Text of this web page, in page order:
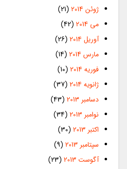
ژوئن 2014
(21)
می 2014
(42)
آوریل 2014
(26)
مارس 2014
(14)
فوریه 2014
(10)
ژانویه 2014
(37)
دسامبر 2013
(43)
نوامبر 2013
(34)
اکتبر 2013
(30)
سپتامبر 2013
(9)
آگوست 2013
(23)